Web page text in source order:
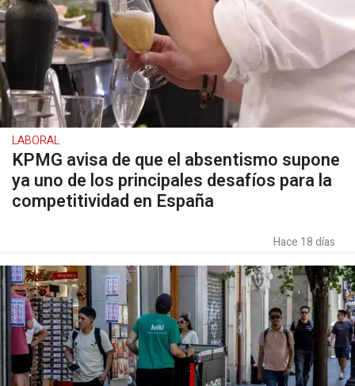
LABORAL
KPMG avisa de que el absentismo supone
ya uno de los principales desafíos para la
competitividad en España
Hace 18 días